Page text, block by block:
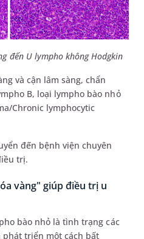
đến U lympho không Hodgkin
và cận lâm sàng, chẩn
B, loại lympho bào nhỏ
Chronic lymphocytic
đến bệnh viện chuyên
trị.
vàng" giúp điều trị u
bào nhỏ là tình trạng các
triển một cách bất